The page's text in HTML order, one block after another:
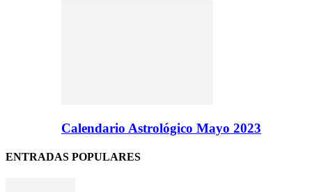
Calendario Astrológico Mayo 2023
ENTRADAS POPULARES